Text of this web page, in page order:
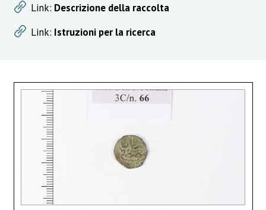
Link: Descrizione della raccolta
Link: Istruzioni per la ricerca